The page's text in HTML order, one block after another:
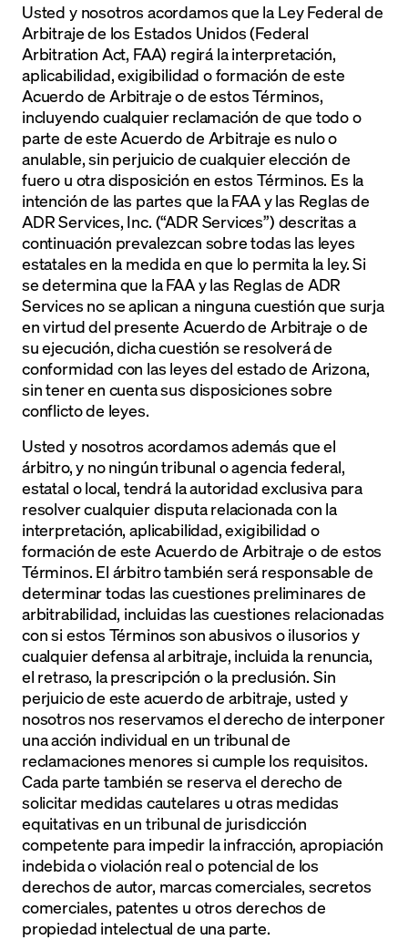
Usted y nosotros acordamos que la Ley Federal de
Arbitraje de los Estados Unidos (Federal
Arbitration Act, FAA) regirá la interpretación,
aplicabilidad, exigibilidad o formación de este
Acuerdo de Arbitraje o de estos Términos,
incluyendo cualquier reclamación de que todo o
parte de este Acuerdo de Arbitraje es nulo o
anulable, sin perjuicio de cualquier elección de
fuero u otra disposición en estos Términos. Es la
intención de las partes que la FAA y las Reglas de
ADR Services, Inc. (“ADR Services”) descritas a
continuación prevalezcan sobre todas las leyes
estatales en la medida en que lo permita la ley. Si
se determina que la FAA y las Reglas de ADR
Services no se aplican a ninguna cuestión que surja
en virtud del presente Acuerdo de Arbitraje o de
su ejecución, dicha cuestión se resolverá de
conformidad con las leyes del estado de Arizona,
sin tener en cuenta sus disposiciones sobre
conflicto de leyes.
Usted y nosotros acordamos además que el
árbitro, y no ningún tribunal o agencia federal,
estatal o local, tendrá la autoridad exclusiva para
resolver cualquier disputa relacionada con la
interpretación, aplicabilidad, exigibilidad o
formación de este Acuerdo de Arbitraje o de estos
Términos. El árbitro también será responsable de
determinar todas las cuestiones preliminares de
arbitrabilidad, incluidas las cuestiones relacionadas
con si estos Términos son abusivos o ilusorios y
cualquier defensa al arbitraje, incluida la renuncia,
el retraso, la prescripción o la preclusión. Sin
perjuicio de este acuerdo de arbitraje, usted y
nosotros nos reservamos el derecho de interponer
una acción individual en un tribunal de
reclamaciones menores si cumple los requisitos.
Cada parte también se reserva el derecho de
solicitar medidas cautelares u otras medidas
equitativas en un tribunal de jurisdicción
competente para impedir la infracción, apropiación
indebida o violación real o potencial de los
derechos de autor, marcas comerciales, secretos
comerciales, patentes u otros derechos de
propiedad intelectual de una parte.